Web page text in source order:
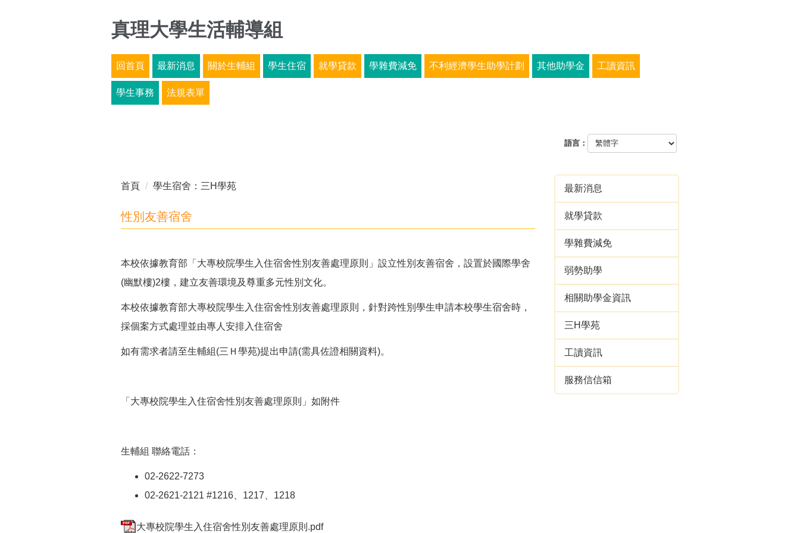
真理大學生活輔導組
回首頁 最新消息 關於生輔組 學生住宿 就學貸款 學雜費減免 不利經濟學生助學計劃 其他助學金 工讀資訊
學生事務 法規表單
語言：
首頁 學生宿舍：三H學苑
性別友善宿舍
本校依據教育部「大專校院學生入住宿舍性別友善處理原則」設立性別友善宿舍，設置於國際學舍
(幽默樓)2樓，建立友善環境及尊重多元性別文化。
本校依據教育部大專校院學生入住宿舍性別友善處理原則，針對跨性別學生申請本校學生宿舍時，
採個案方式處理並由專人安排入住宿舍
如有需求者請至生輔組(三Ｈ學苑)提出申請(需具佐證相關資料)。
「大專校院學生入住宿舍性別友善處理原則」如附件
生輔組 聯絡電話：
02-2622-7273
02-2621-2121 #1216、1217、1218
大專校院學生入住宿舍性別友善處理原則.pdf
最新消息
就學貸款
學雜費減免
弱勢助學
相關助學金資訊
三H學苑
工讀資訊
服務信信箱